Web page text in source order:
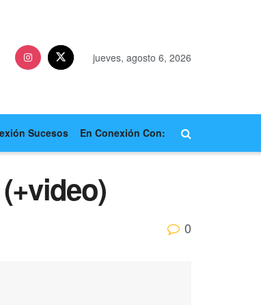
jueves, agosto 6, 2026
Sucesos En Conexión Con:
0